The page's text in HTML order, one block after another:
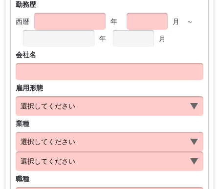
勤務歴
西暦 年 月 ～
年 月
会社名
雇用形態
業種
職種